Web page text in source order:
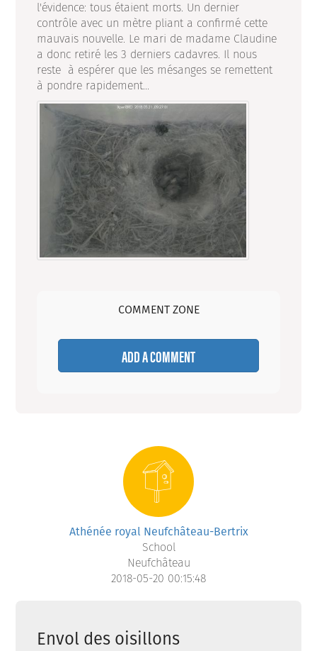
l'évidence: tous étaient morts. Un dernier
contrôle avec un mètre pliant a confirmé cette
mauvais nouvelle. Le mari de madame Claudine
a donc retiré les 3 derniers cadavres. Il nous
reste à espérer que les mésanges se remettent
à pondre rapidement...
COMMENT ZONE
ADD A COMMENT
Athénée royal Neufchâteau-Bertrix
School
Neufchâteau
2018-05-20 00:15:48
Envol des oisillons